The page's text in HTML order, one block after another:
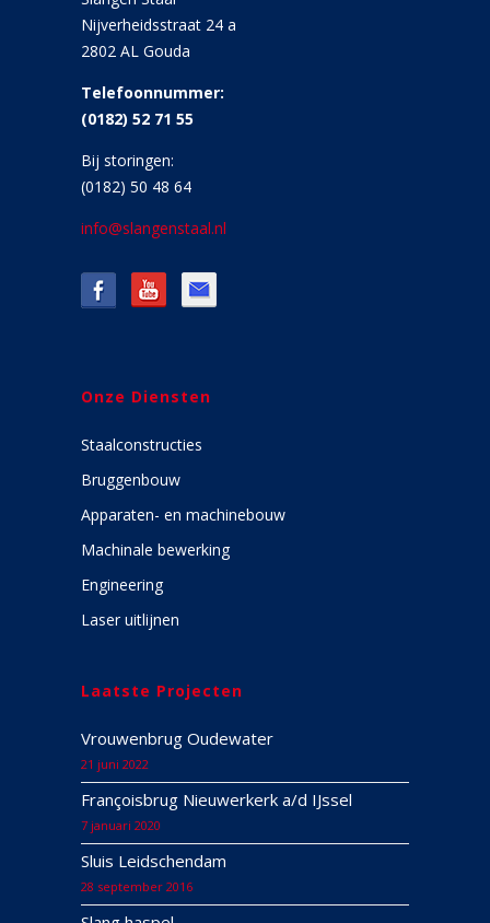
Nijverheidsstraat 24 a
2802 AL Gouda
Telefoonnummer:
(0182) 52 71 55
Bij storingen:
(0182) 50 48 64
info@slangenstaal.nl
Onze Diensten
Staalconstructies
Bruggenbouw
Apparaten- en machinebouw
Machinale bewerking
Engineering
Laser uitlijnen
Laatste Projecten
Vrouwenbrug Oudewater
21 juni 2022
Françoisbrug Nieuwerkerk a/d IJssel
7 januari 2020
Sluis Leidschendam
28 september 2016